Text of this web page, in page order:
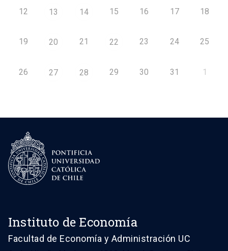
12 13 14 15 16 17 18
19 20 21 22 23 24 25
26 27 28 29 30 31 1
Instituto de Economía
Facultad de Economía y Administración UC